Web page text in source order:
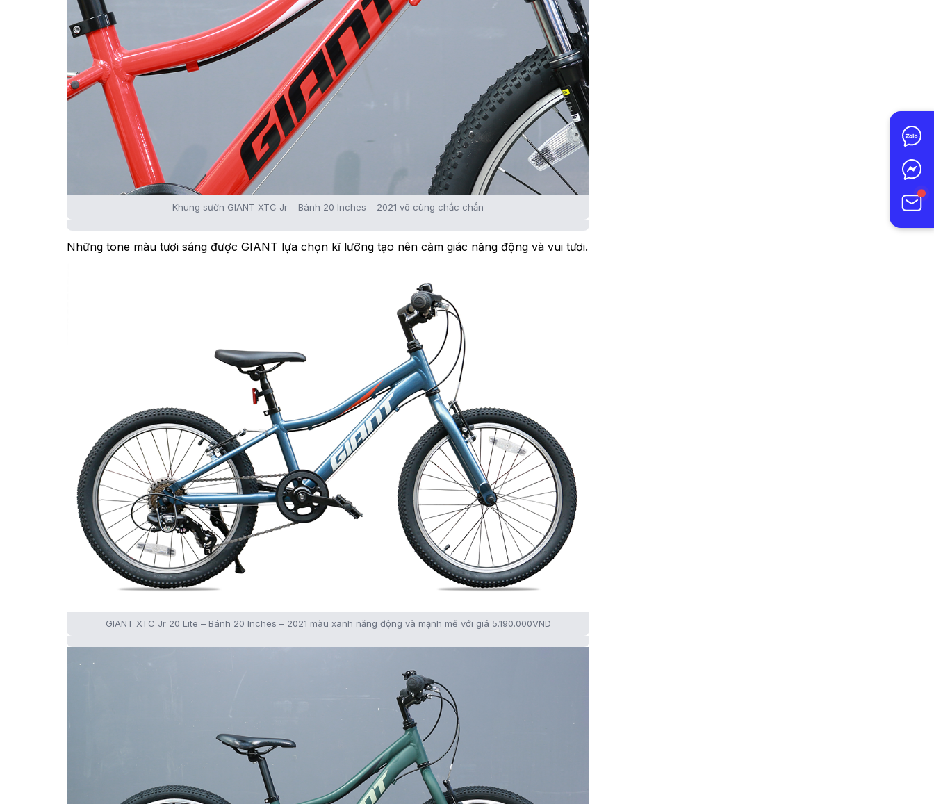
Khung sườn GIANT XTC Jr – Bánh 20 Inches – 2021 vô cùng chắc chắn
Những tone màu tươi sáng được GIANT lựa chọn kĩ lưỡng tạo nên cảm giác năng động và vui tươi.
GIANT XTC Jr 20 Lite – Bánh 20 Inches – 2021 màu xanh năng động và mạnh mẽ với giá 5.190.000VND